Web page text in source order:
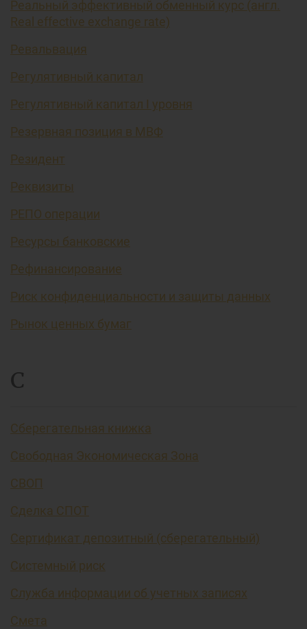
Реальный эффективный обменный курс (англ.
Real effective exchange rate)
Ревальвация
Регулятивный капитал
Регулятивный капитал I уровня
Резервная позиция в МВФ
Резидент
Реквизиты
РЕПО операции
Ресурсы банковские
Рефинансирование
Риск конфиденциальности и защиты данных
Рынок ценных бумаг
С
Сберегательная книжка
Свободная Экономическая Зона
СВОП
Сделка СПОТ
Сертификат депозитный (сберегательный)
Системный риск
Служба информации об учетных записях
Смета